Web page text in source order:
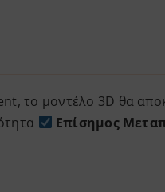
το μοντέλο 3D θα
Επίσημος